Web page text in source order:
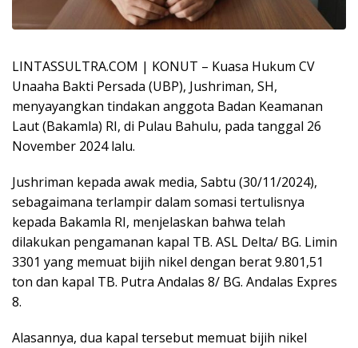
LINTASSULTRA.COM | KONUT – Kuasa Hukum CV
Unaaha Bakti Persada (UBP), Jushriman, SH,
menyayangkan tindakan anggota Badan Keamanan
Laut (Bakamla) RI, di Pulau Bahulu, pada tanggal 26
November 2024 lalu.
Jushriman kepada awak media, Sabtu (30/11/2024),
sebagaimana terlampir dalam somasi tertulisnya
kepada Bakamla RI, menjelaskan bahwa telah
dilakukan pengamanan kapal TB. ASL Delta/ BG. Limin
3301 yang memuat bijih nikel dengan berat 9.801,51
ton dan kapal TB. Putra Andalas 8/ BG. Andalas Expres
8.
Alasannya, dua kapal tersebut memuat bijih nikel